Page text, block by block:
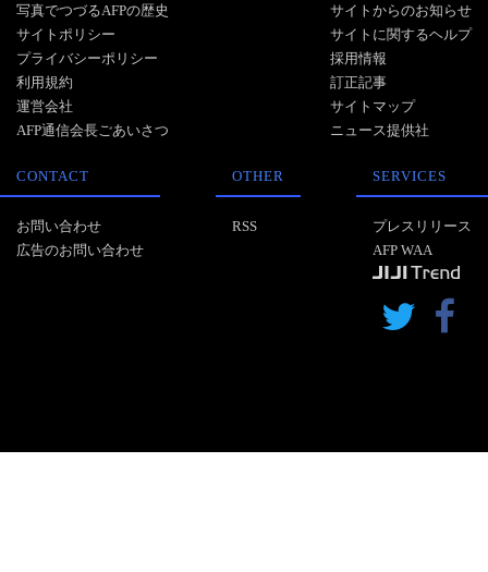
写真でつづるAFPの歴史
サイトポリシー
プライバシーポリシー
利用規約
運営会社
AFP通信会長ごあいさつ
サイトからのお知らせ
サイトに関するヘルプ
採用情報
訂正記事
サイトマップ
ニュース提供社
CONTACT
お問い合わせ
広告のお問い合わせ
OTHER
RSS
SERVICES
プレスリリース
AFP WAA